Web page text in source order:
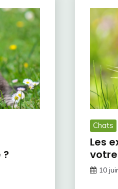
Chats
Les
10